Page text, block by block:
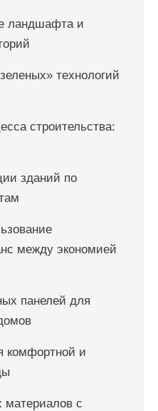
ландшафта и
технологий
строительства:
зданий по
между экономией
панелей для
комфортной и
материалов с